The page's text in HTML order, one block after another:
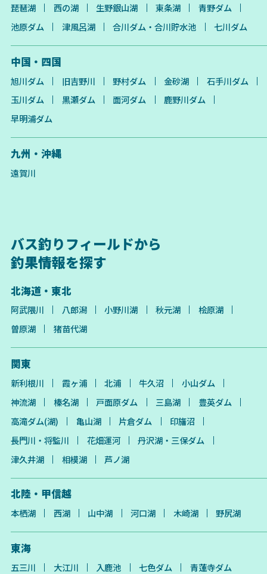
琵琶湖 西の湖 生野銀山湖 東条湖
青野ダム
池原ダム
津風呂湖 合川ダム・合川貯水池 七川ダム
中国・四国
旭川ダム 旧吉野川 野村ダム 金砂湖
石手川ダム
玉川ダム
黒瀬ダム 面河ダム
鹿野川ダム
早明浦ダム
九州・沖縄
遠賀川
バス釣りフィールドから
釣果情報を探す
北海道・東北
阿武隈川 八郎潟 小野川湖 秋元湖
桧原湖
曽原湖
猪苗代湖
関東
新利根川 霞ヶ浦 北浦 牛久沼
小山ダム
神流湖
榛名湖 戸面原ダム 三島湖
豊英ダム
高滝ダム(湖)
亀山湖 片倉ダム
印旛沼
長門川・将監川
花畑運河
丹沢湖・三保ダム
津久井湖
相模湖 芦ノ湖
北陸・甲信越
本栖湖 西湖 山中湖 河口湖 木崎湖 野尻湖
東海
五三川 大江川 入鹿池 七色ダム 青蓮寺ダム